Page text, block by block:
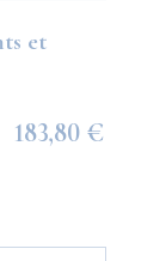
et
183,80 €